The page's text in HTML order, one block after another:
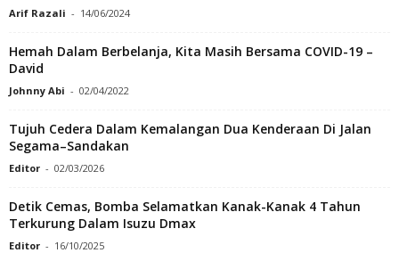
Arif Razali - 14/06/2024
Hemah Dalam Berbelanja, Kita Masih Bersama COVID-19 –
David
Johnny Abi - 02/04/2022
Tujuh Cedera Dalam Kemalangan Dua Kenderaan Di Jalan
Segama–Sandakan
Editor - 02/03/2026
Detik Cemas, Bomba Selamatkan Kanak-Kanak 4 Tahun
Terkurung Dalam Isuzu Dmax
Editor - 16/10/2025